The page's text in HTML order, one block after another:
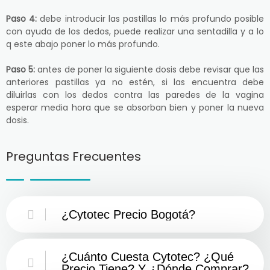
Paso 4: debe introducir las pastillas lo más profundo posible
con ayuda de los dedos, puede realizar una sentadilla y a lo
q este abajo poner lo más profundo.
Paso 5: antes de poner la siguiente dosis debe revisar que las
anteriores pastillas ya no estén, si las encuentra debe
diluirlas con los dedos contra las paredes de la vagina
esperar media hora que se absorban bien y poner la nueva
dosis.
Preguntas Frecuentes
¿Cytotec Precio Bogotá?
¿Cuánto Cuesta Cytotec? ¿Qué